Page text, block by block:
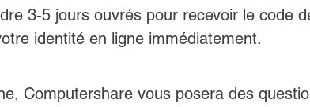
3-5 jours ouvrés pour recevoir le code
identité en ligne immédiatement.
Computershare vous posera des